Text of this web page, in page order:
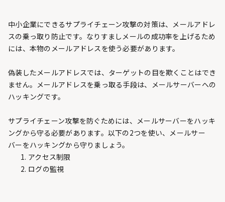
中小企業にできるサプライチェーン攻撃の対策は、メールアドレ
スの乗っ取り防止です。なりすましメールの成功率を上げるため
には、本物のメールアドレスを使う必要があります。
偽装したメールアドレスでは、ターゲットの目を欺くことはでき
ません。メールアドレスを乗っ取る手段は、メールサーバーへの
ハッキングです。
サプライチェーン攻撃を防ぐためには、メールサーバーをハッキ
ングから守る必要があります。以下の2つを使い、メールサー
バーをハッキングから守りましょう。
アクセス制限
ログの監視